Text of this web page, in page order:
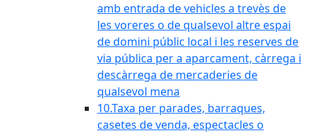
amb entrada de vehicles a trevès de
les voreres o de qualsevol altre espai
de domini públic local i les reserves de
via pública per a aparcament, càrrega i
descàrrega de mercaderies de
qualsevol mena
10.Taxa per parades, barraques,
casetes de venda, espectacles o